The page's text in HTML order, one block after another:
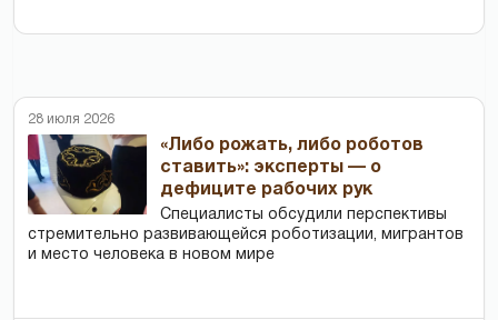
28 июля 2026
«Либо рожать, либо роботов
ставить»: эксперты — о
дефиците рабочих рук
Специалисты обсудили перспективы
стремительно развивающейся роботизации, мигрантов
и место человека в новом мире